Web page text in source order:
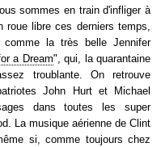
sommes en train d'infliger à
roue libre ces derniers temps,
la très belle Jennifer
a Dream", qui, la quarantaine
troublante. On retrouve
John Hurt et Michael
dans toutes les super
La musique aérienne de Clint
si, comme toujours chez